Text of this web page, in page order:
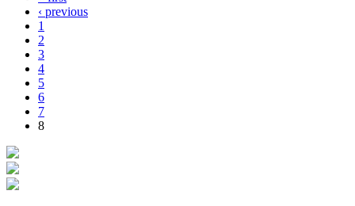
Pages‹ previous
1
2
3
4
5
6
7
8